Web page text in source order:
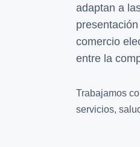
adaptan a
comercio
entre la
Trabajamos
servicios,